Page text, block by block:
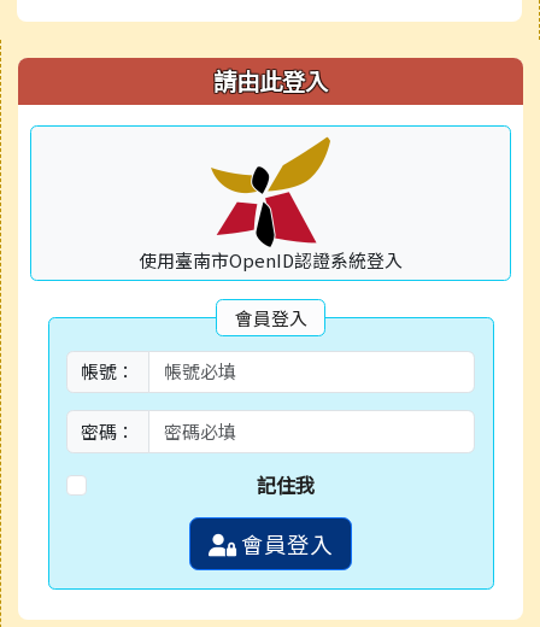
右邊區域內容 請由此登入
使用臺南市OpenID認證系統登入
會員登入
帳號：
密碼：
記住我
會員登入